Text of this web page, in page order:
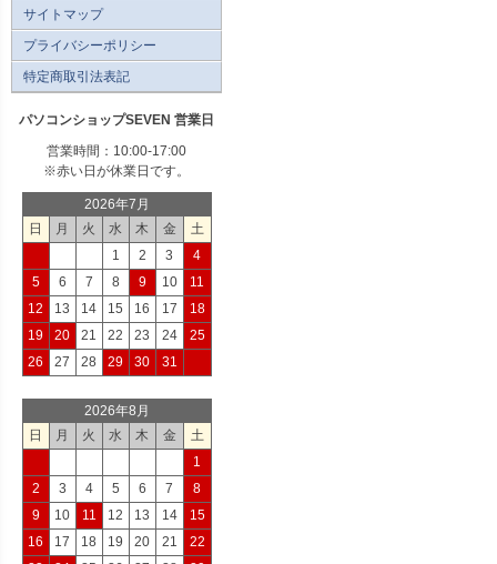
サイトマップ
プライバシーポリシー
特定商取引法表記
パソコンショップSEVEN 営業日
営業時間：10:00-17:00
※赤い日が休業日です。
2026年7月
日
月 火 水 木 金
土
1
2 3
4
5
6 7 8 9 10
11
12
13 14 15 16 17
18
19
20 21 22 23 24
25
26
27 28 29 30 31
2026年8月
日
月 火 水 木 金
土
1
2
3 4 5 6 7
8
9
10 11 12 13 14
15
16
17 18 19 20 21
22